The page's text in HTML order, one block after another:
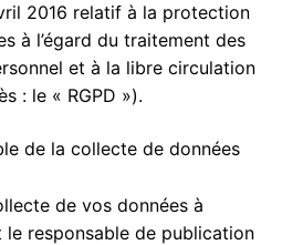
2016 relatif à la protection
à l’égard du traitement des
et à la libre circulation
: le « RGPD »).
de la collecte de données
de vos données à
responsable de publication